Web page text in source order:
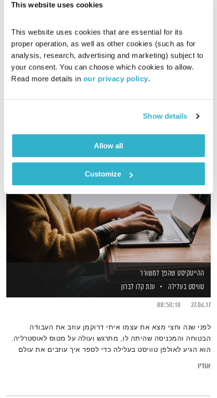
This website uses cookies
This website uses cookies that are essential for its
proper operation, as well as other cookies (such as for
analysis, research, advertising and marketing) subject to
your consent. You can choose which cookies to allow.
Read more details in our privacy policy.
Show details
Allow all
Customize
הגרוב השישי – 4.12.21
הגרוב השישי
רמונה נקדימון
04.12.21
03:00:14
אודיו
ההייטקיסט שהפך למשורר
טוויסט בעלילה
ענת קלו לברון
27.06.17
00:58:18
לפני שנה וחצי מצא את עצמו איתי דרוקמן עוזב את העבודה
הבטוחה והמכניסה שהיתה לו, מתרגש ועולה על מטוס לאוסטרליה.
הוא הגיע לאולפן טוויסט בעלילה כדי לספר איך עוזבים את עולם
אודיו